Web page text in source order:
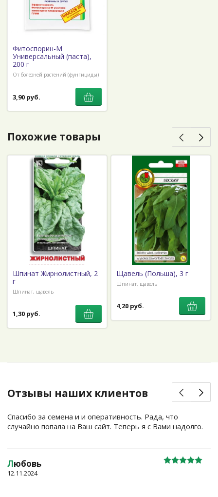
Фитоспорин-М
Универсальный (паста),
200 г
От болезней растений (фунгициды)
3,90 руб.
Похожие товары
Шпинат Жирнолистный, 2
г
Шпинат, щавель
1,30 руб.
Щавель (Польша), 3 г
Шпинат, щавель
4,20 руб.
Отзывы наших клиентов
Спасибо за семена и и оперативность. Рада, что
случайно попала на Ваш сайт. Теперь я с Вами надолго.
Любовь
12.11.2024